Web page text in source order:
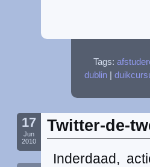
Tags:
dublin|
17
Jun
2010
Twitter-de-
Inderdaad,